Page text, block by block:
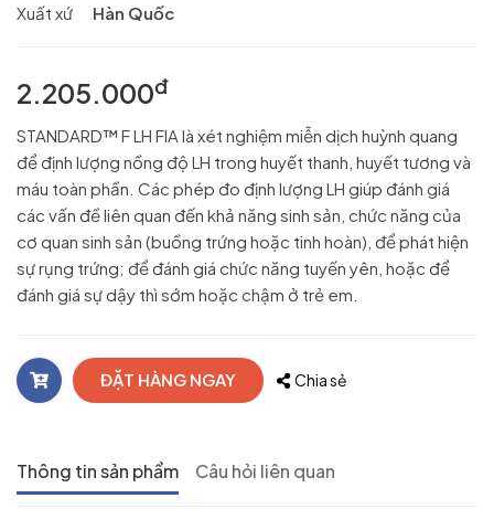
Xuất xứ
Hàn Quốc
2.205.000đ
STANDARD™ F LH FIA là xét nghiệm miễn dịch huỳnh quang
để định lượng nồng độ LH trong huyết thanh, huyết tương và
máu toàn phần. Các phép đo định lượng LH giúp đánh giá
các vấn đề liên quan đến khả năng sinh sản, chức năng của
cơ quan sinh sản (buồng trứng hoặc tinh hoàn), để phát hiện
sự rụng trứng; để đánh giá chức năng tuyến yên, hoặc để
đánh giá sự dậy thì sớm hoặc chậm ở trẻ em.
ĐẶT HÀNG NGAY Chia sẻ
Thông tin sản phẩm Câu hỏi liên quan